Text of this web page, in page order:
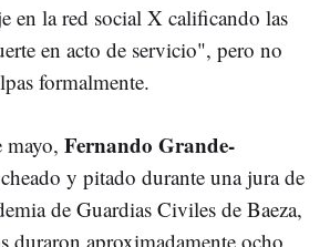
en la red social X calificando las
en acto de servicio", pero no
formalmente.
mayo, Fernando Grande-
y pitado durante una jura de
de Guardias Civiles de Baeza,
duraron aproximadamente ocho